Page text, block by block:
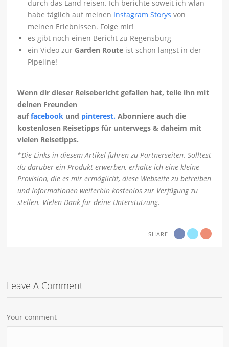
durch das Land reisen. Ich berichte soweit ich wlan
habe täglich auf meinen Instagram Storys von
meinen Erlebnissen. Folge mir!
es gibt noch einen Bericht zu Regensburg
ein Video zur Garden Route ist schon längst in der
Pipeline!
Wenn dir dieser Reisebericht gefallen hat, teile ihn mit
deinen Freunden
auffacebook und pinterest.Abonniere auch die
kostenlosen Reisetipps für unterwegs & daheim mit
vielen Reisetipps.
*Die Links in diesem Artikel führen zu Partnerseiten. Solltest
du darüber ein Produkt erwerben, erhalte ich eine kleine
Provision, die es mir ermöglicht, diese Webseite zu betreiben
und Informationen weiterhin kostenlos zur Verfügung zu
stellen. Vielen Dank für deine Unterstützung.
SHARE
Leave A Comment
Your comment